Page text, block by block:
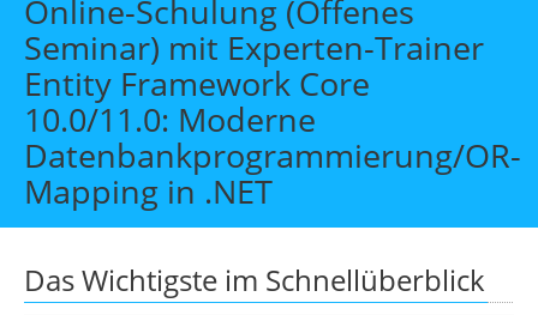
Beratung
Individuelle Schulungen
Offene Seminare
Wissen
Über uns
Online-Schulung (Offenes
Seminar) mit Experten-Trainer
Entity Framework Core
10.0/11.0: Moderne
Datenbankprogrammierung/OR-
Mapping in .NET
Das Wichtigste im Schnellüberblick